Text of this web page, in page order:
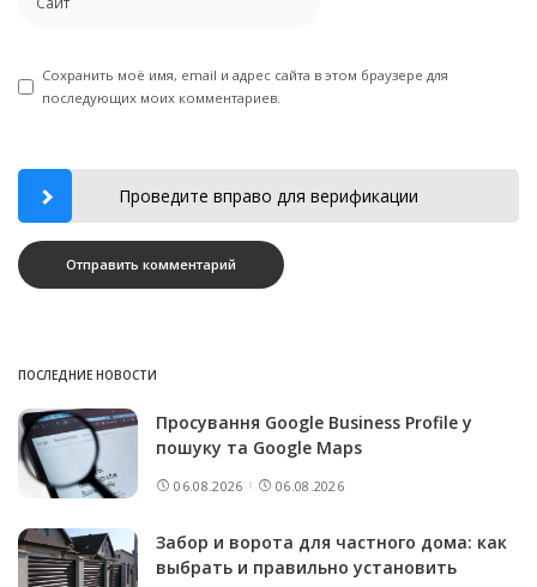
Сохранить моё имя, email и адрес сайта в этом браузере для
последующих моих комментариев.
Проведите вправо для верификации
ПОСЛЕДНИЕ НОВОСТИ
Просування Google Business Profile у
пошуку та Google Maps
06.08.2026 06.08.2026
Забор и ворота для частного дома: как
выбрать и правильно установить